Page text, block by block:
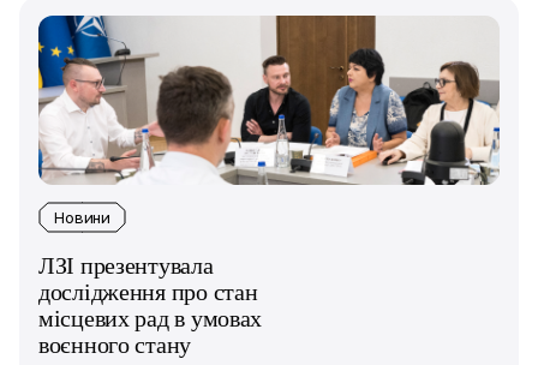
Новини
ЛЗІ презентувала
дослідження про стан
місцевих рад в умовах
воєнного стану